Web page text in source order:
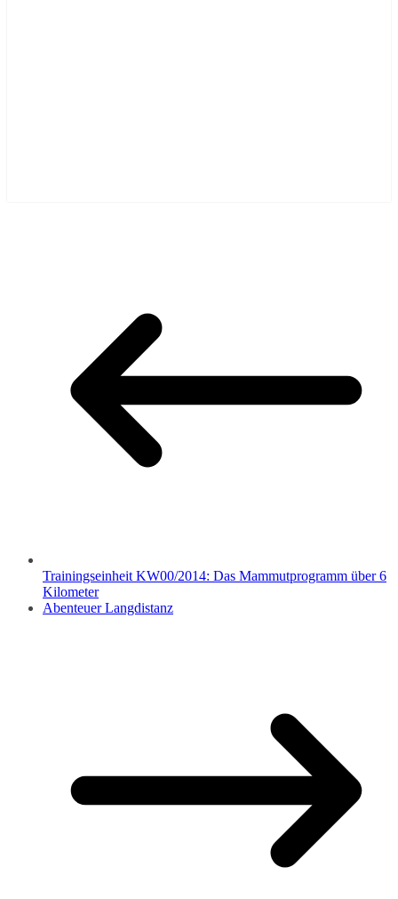
Trainingseinheit KW00/2014: Das Mammutprogramm über 6
Kilometer
Abenteuer Langdistanz